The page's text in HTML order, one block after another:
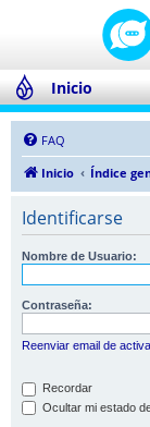
Inicio
FAQ
Inicio
Índice
Identificarse
Nombre de Usuario:
Contraseña:
Reenviar email de
Recordar
Ocultar mi estado